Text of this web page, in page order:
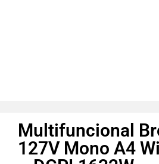
Multifuncional
127V Mono A4